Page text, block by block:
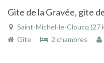
Saint-Michel-le-Cloucq (27
Gîte
2 chambres